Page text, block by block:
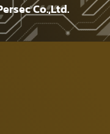
Co.,Ltd.